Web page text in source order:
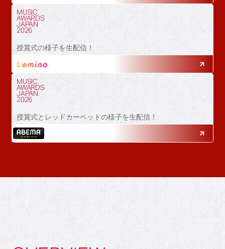
MUSIC
AWARDS
JAPAN
2026
授賞式の様子を生配信！
MUSIC
AWARDS
JAPAN
2026
授賞式とレッドカーペットの様子を生配信！